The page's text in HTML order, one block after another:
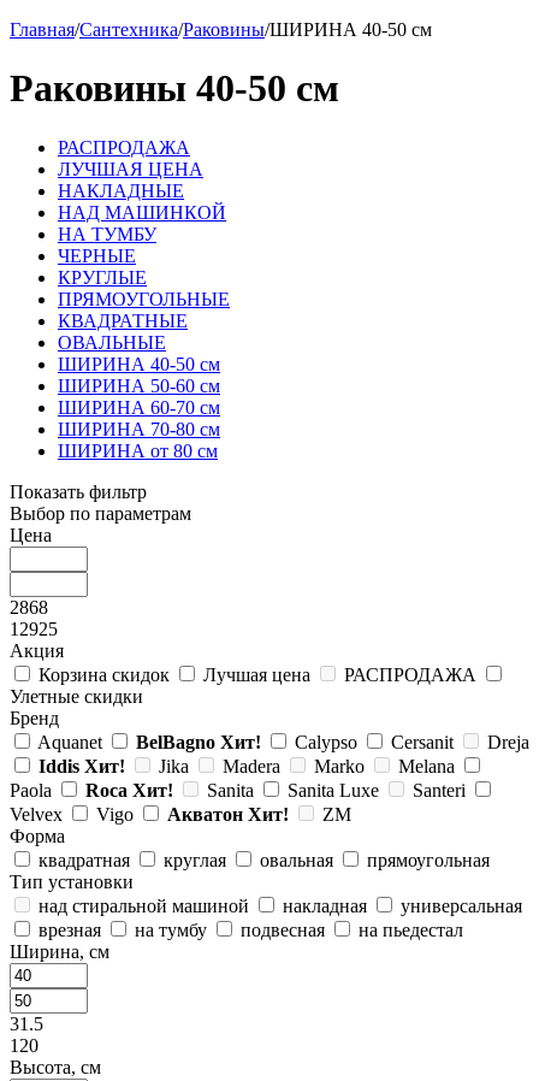
Главная/Сантехника/Раковины/ШИРИНА 40-50 см
Раковины 40-50 см
РАСПРОДАЖА
ЛУЧШАЯ ЦЕНА
НАКЛАДНЫЕ
НАД МАШИНКОЙ
НА ТУМБУ
ЧЕРНЫЕ
КРУГЛЫЕ
ПРЯМОУГОЛЬНЫЕ
КВАДРАТНЫЕ
ОВАЛЬНЫЕ
ШИРИНА 40-50 см
ШИРИНА 50-60 см
ШИРИНА 60-70 см
ШИРИНА 70-80 см
ШИРИНА от 80 см
Показать фильтр
Выбор по параметрам
Цена
2868
12925
Акция
Корзина скидок
Лучшая цена
РАСПРОДАЖА
Улетные скидки
Бренд
Aquanet
BelBagno Хит! Calypso Cersanit
Dreja
Iddis Хит! Jika Madera Marko
Melana
Paola
Roca Хит! Sanita Sanita Luxe
Santeri
Velvex
Vigo Акватон Хит!
ZM
Форма
квадратная
круглая овальная
прямоугольная
Тип установки
над стиральной машиной
накладная
универсальная
врезная
на тумбу подвесная
на пьедестал
Ширина, см
31.5
120
Высота, см